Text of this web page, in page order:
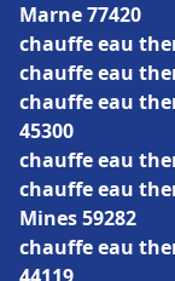
Marne 77420
chauffe eau
chauffe eau
chauffe eau
45300
chauffe eau
chauffe eau
Mines 59282
chauffe eau